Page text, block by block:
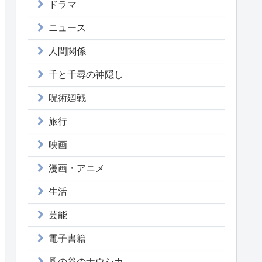
ドラマ
ニュース
人間関係
千と千尋の神隠し
呪術廻戦
旅行
映画
漫画・アニメ
生活
芸能
電子書籍